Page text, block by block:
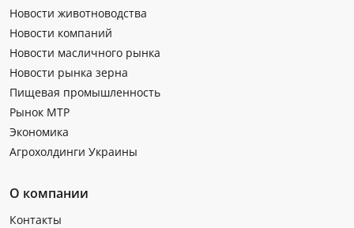
Новости животноводства
Новости компаний
Новости масличного рынка
Новости рынка зерна
Пищевая промышленность
Рынок МТР
Экономика
Агрохолдинги Украины
О компании
Контакты